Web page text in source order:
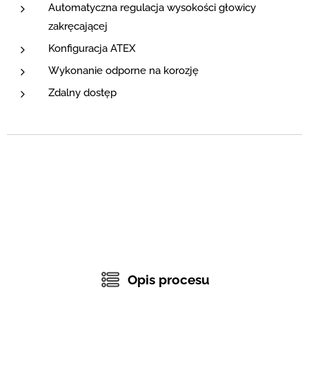
Automatyczna regulacja wysokości głowicy
zakręcającej
Konfiguracja ATEX
Wykonanie odporne na korozję
Zdalny dostęp
Opis procesu